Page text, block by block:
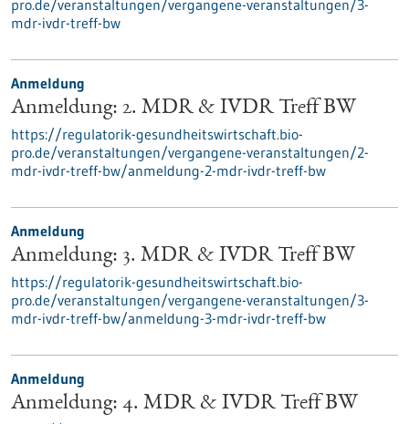
pro.de/veranstaltungen/vergangene-veranstaltungen/3-
mdr-ivdr-treff-bw
Anmeldung
Anmeldung: 2. MDR & IVDR Treff BW
https://regulatorik-gesundheitswirtschaft.bio-
pro.de/veranstaltungen/vergangene-veranstaltungen/2-
mdr-ivdr-treff-bw/anmeldung-2-mdr-ivdr-treff-bw
Anmeldung
Anmeldung: 3. MDR & IVDR Treff BW
https://regulatorik-gesundheitswirtschaft.bio-
pro.de/veranstaltungen/vergangene-veranstaltungen/3-
mdr-ivdr-treff-bw/anmeldung-3-mdr-ivdr-treff-bw
Anmeldung
Anmeldung: 4. MDR & IVDR Treff BW